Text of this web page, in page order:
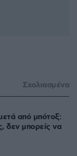
Σχολιασμένα
από μπότοξ:
δεν μπορείς να